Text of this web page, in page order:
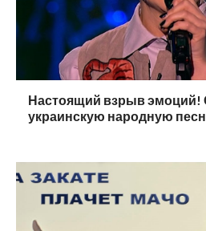
Настоящий взрыв эмоций!
украинскую народную